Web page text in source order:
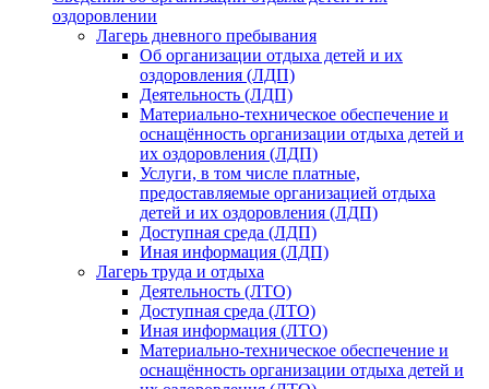
оздоровлении
Лагерь дневного пребывания
Об организации отдыха детей и их
оздоровления (ЛДП)
Деятельность (ЛДП)
Материально-техническое обеспечение и
оснащённость организации отдыха детей и
их оздоровления (ЛДП)
Услуги, в том числе платные,
предоставляемые организацией отдыха
детей и их оздоровления (ЛДП)
Доступная среда (ЛДП)
Иная информация (ЛДП)
Лагерь труда и отдыха
Деятельность (ЛТО)
Доступная среда (ЛТО)
Иная информация (ЛТО)
Материально-техническое обеспечение и
оснащённость организации отдыха детей и